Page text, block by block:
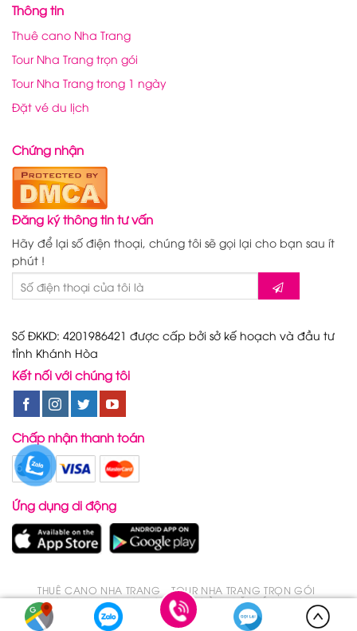
Thông tin
Thuê cano Nha Trang
Tour Nha Trang trọn gói
Tour Nha Trang trong 1 ngày
Đặt vé du lịch
Chứng nhận
Đăng ký thông tin tư vấn
Hãy để lại số điện thoại, chúng tôi sẽ gọi lại cho bạn sau ít
phút !
Số ĐKKD: 4201986421 được cấp bởi sở kế hoạch và đầu tư
tỉnh Khánh Hòa
Kết nối với chúng tôi
Chấp nhận thanh toán
Ứng dụng di động
THUÊ CANO NHA TRANG
TOUR NHA TRANG TRỌN GÓI
TOUR NHA TRANG TRONG 1 NGÀY
ĐẶT VÉ DU LỊCH
Copyright 2026 ©CanoNhaTrang.Net - Du Lịch Nha Trang